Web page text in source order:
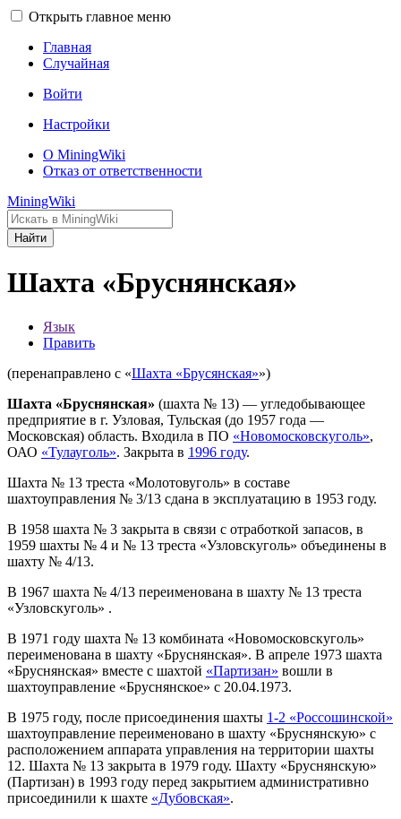
Открыть главное меню
Главная
Случайная
Войти
Настройки
О MiningWiki
Отказ от ответственности
MiningWiki
Найти
Шахта «Бруснянская»
Язык
Править
(перенаправлено с «Шахта «Брусянская»»)
Шахта «Бруснянская» (шахта № 13) — угледобывающее
предприятие в г. Узловая, Тульская (до 1957 года —
Московская) область. Входила в ПО «Новомосковскуголь»,
ОАО «Тулауголь». Закрыта в 1996 году.
Шахта № 13 треста «Молотовуголь» в составе
шахтоуправления № 3/13 сдана в эксплуатацию в 1953 году.
В 1958 шахта № 3 закрыта в связи с отработкой запасов, в
1959 шахты № 4 и № 13 треста «Узловскуголь» объединены в
шахту № 4/13.
В 1967 шахта № 4/13 переименована в шахту № 13 треста
«Узловскуголь» .
В 1971 году шахта № 13 комбината «Новомосковскуголь»
переименована в шахту «Бруснянская». В апреле 1973 шахта
«Бруснянская» вместе с шахтой «Партизан» вошли в
шахтоуправление «Бруснянское» с 20.04.1973.
В 1975 году, после присоединения шахты 1-2 «Россошинской»
шахтоуправление переименовано в шахту «Бруснянскую» с
расположением аппарата управления на территории шахты
12. Шахта № 13 закрыта в 1979 году. Шахту «Бруснянскую»
(Партизан) в 1993 году перед закрытием административно
присоединили к шахте «Дубовская».